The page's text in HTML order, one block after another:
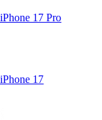
iPhone 17 Pro
iPhone 17